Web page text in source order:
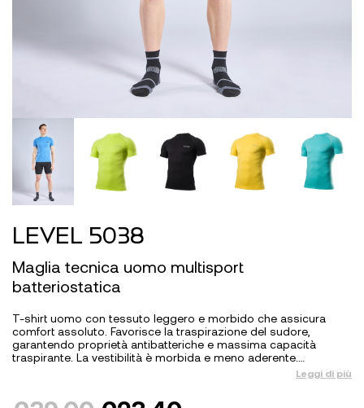
LEVEL 5038
Maglia tecnica uomo multisport
batteriostatica
T-shirt uomo con tessuto leggero e morbido che assicura
comfort assoluto. Favorisce la traspirazione del sudore,
garantendo proprietà antibatteriche e massima capacità
traspirante. La vestibilità è morbida e meno aderente.…
Leggi di più